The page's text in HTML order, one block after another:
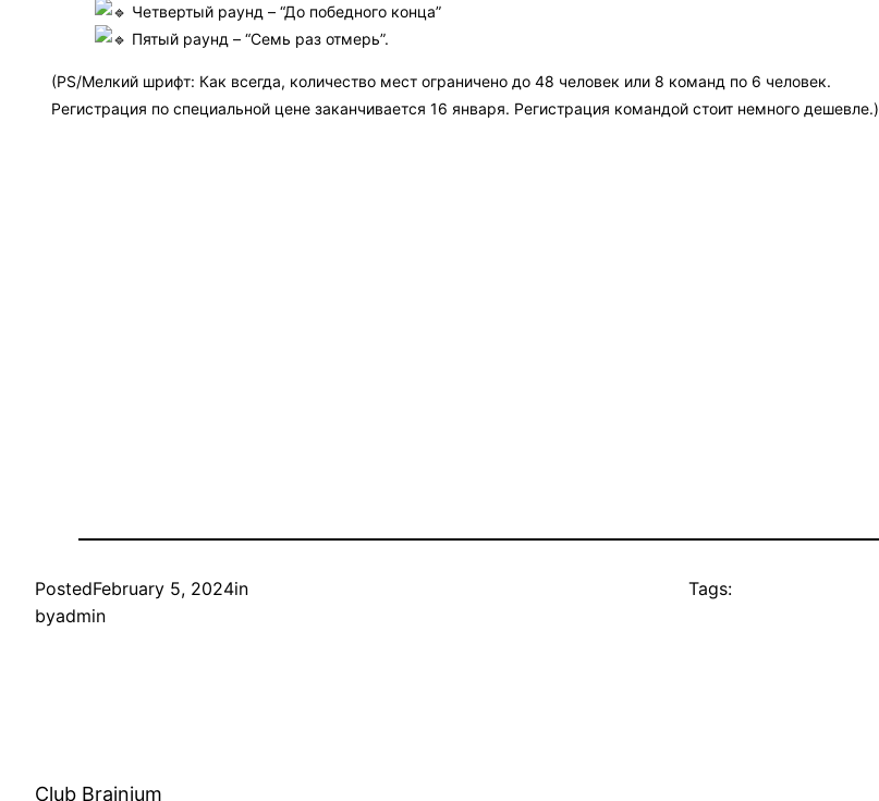
Четвертый раунд – “До победного конца”
Пятый раунд – “Семь раз отмерь”.
(PS/Мелкий шрифт: Как всегда, количество мест ограничено до 48 человек или 8 команд по 6 человек.
Регистрация по специальной цене заканчивается 16 января. Регистрация командой стоит немного дешевле.)
PostedFebruary 5, 2024in
byadmin
Tags:
Club Brainium